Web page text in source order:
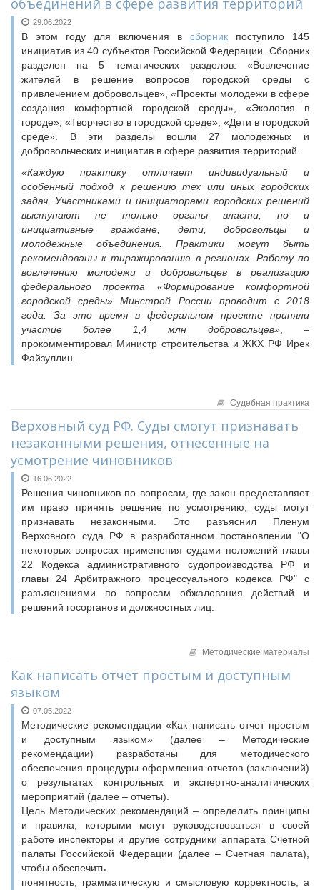
объединений в сфере развития территорий
29.06.2022
В этом году для включения в сборник поступило 145
инициатив из 40 субъектов Российской Федерации. Сборник
разделен на 5 тематических разделов: «Вовлечение
жителей в решение вопросов городской среды с
привлечением добровольцев», «Проекты молодежи в сфере
создания комфортной городской среды», «Экология в
городе», «Творчество в городской среде», «Дети в городской
среде». В эти разделы вошли 27 молодежных и
добровольческих инициатив в сфере развития территорий.
«Каждую практику отличает индивидуальный и
особенный подход к решению тех или иных городских
задач. Участниками и инициаторами городских решений
выступают не только органы власти, но и
инициативные граждане, дети, добровольцы и
молодежные объединения. Практики могут быть
рекомендованы к тиражированию в регионах. Работу по
вовлечению молодежи и добровольцев в реализацию
федерального проекта «Формирование комфортной
городской среды» Минстрой России проводит с 2018
года. За это время в федеральном проекте приняли
участие более 1,4 млн добровольцев», –
прокомментировал Министр строительства и ЖКХ РФ Ирек
Файзуллин.
Судебная практика
Верховный суд РФ. Суды смогут признавать
незаконными решения, отнесенные на
усмотрение чиновников
16.06.2022
Решения чиновников по вопросам, где закон предоставляет
им право принять решение по усмотрению, суды могут
признавать незаконными. Это разъяснил Пленум
Верховного суда РФ в разработанном постановлении "О
некоторых вопросах применения судами положений главы
22 Кодекса административного судопроизводства РФ и
главы 24 Арбитражного процессуального кодекса РФ" с
разъяснениями по вопросам обжалования действий и
решений госорганов и должностных лиц.
Методические материалы
Как написать отчет простым и доступным
языком
07.05.2022
Методические рекомендации «Как написать отчет простым
и доступным языком» (далее – Методические
рекомендации) разработаны для методического
обеспечения процедуры оформления отчетов (заключений)
о результатах контрольных и экспертно-аналитических
мероприятий (далее – отчеты).
Цель Методических рекомендаций – определить принципы
и правила, которыми могут руководствоваться в своей
работе инспекторы и другие сотрудники аппарата Счетной
палаты Российской Федерации (далее – Счетная палата),
чтобы обеспечить
понятность, грамматическую и смысловую корректность, а